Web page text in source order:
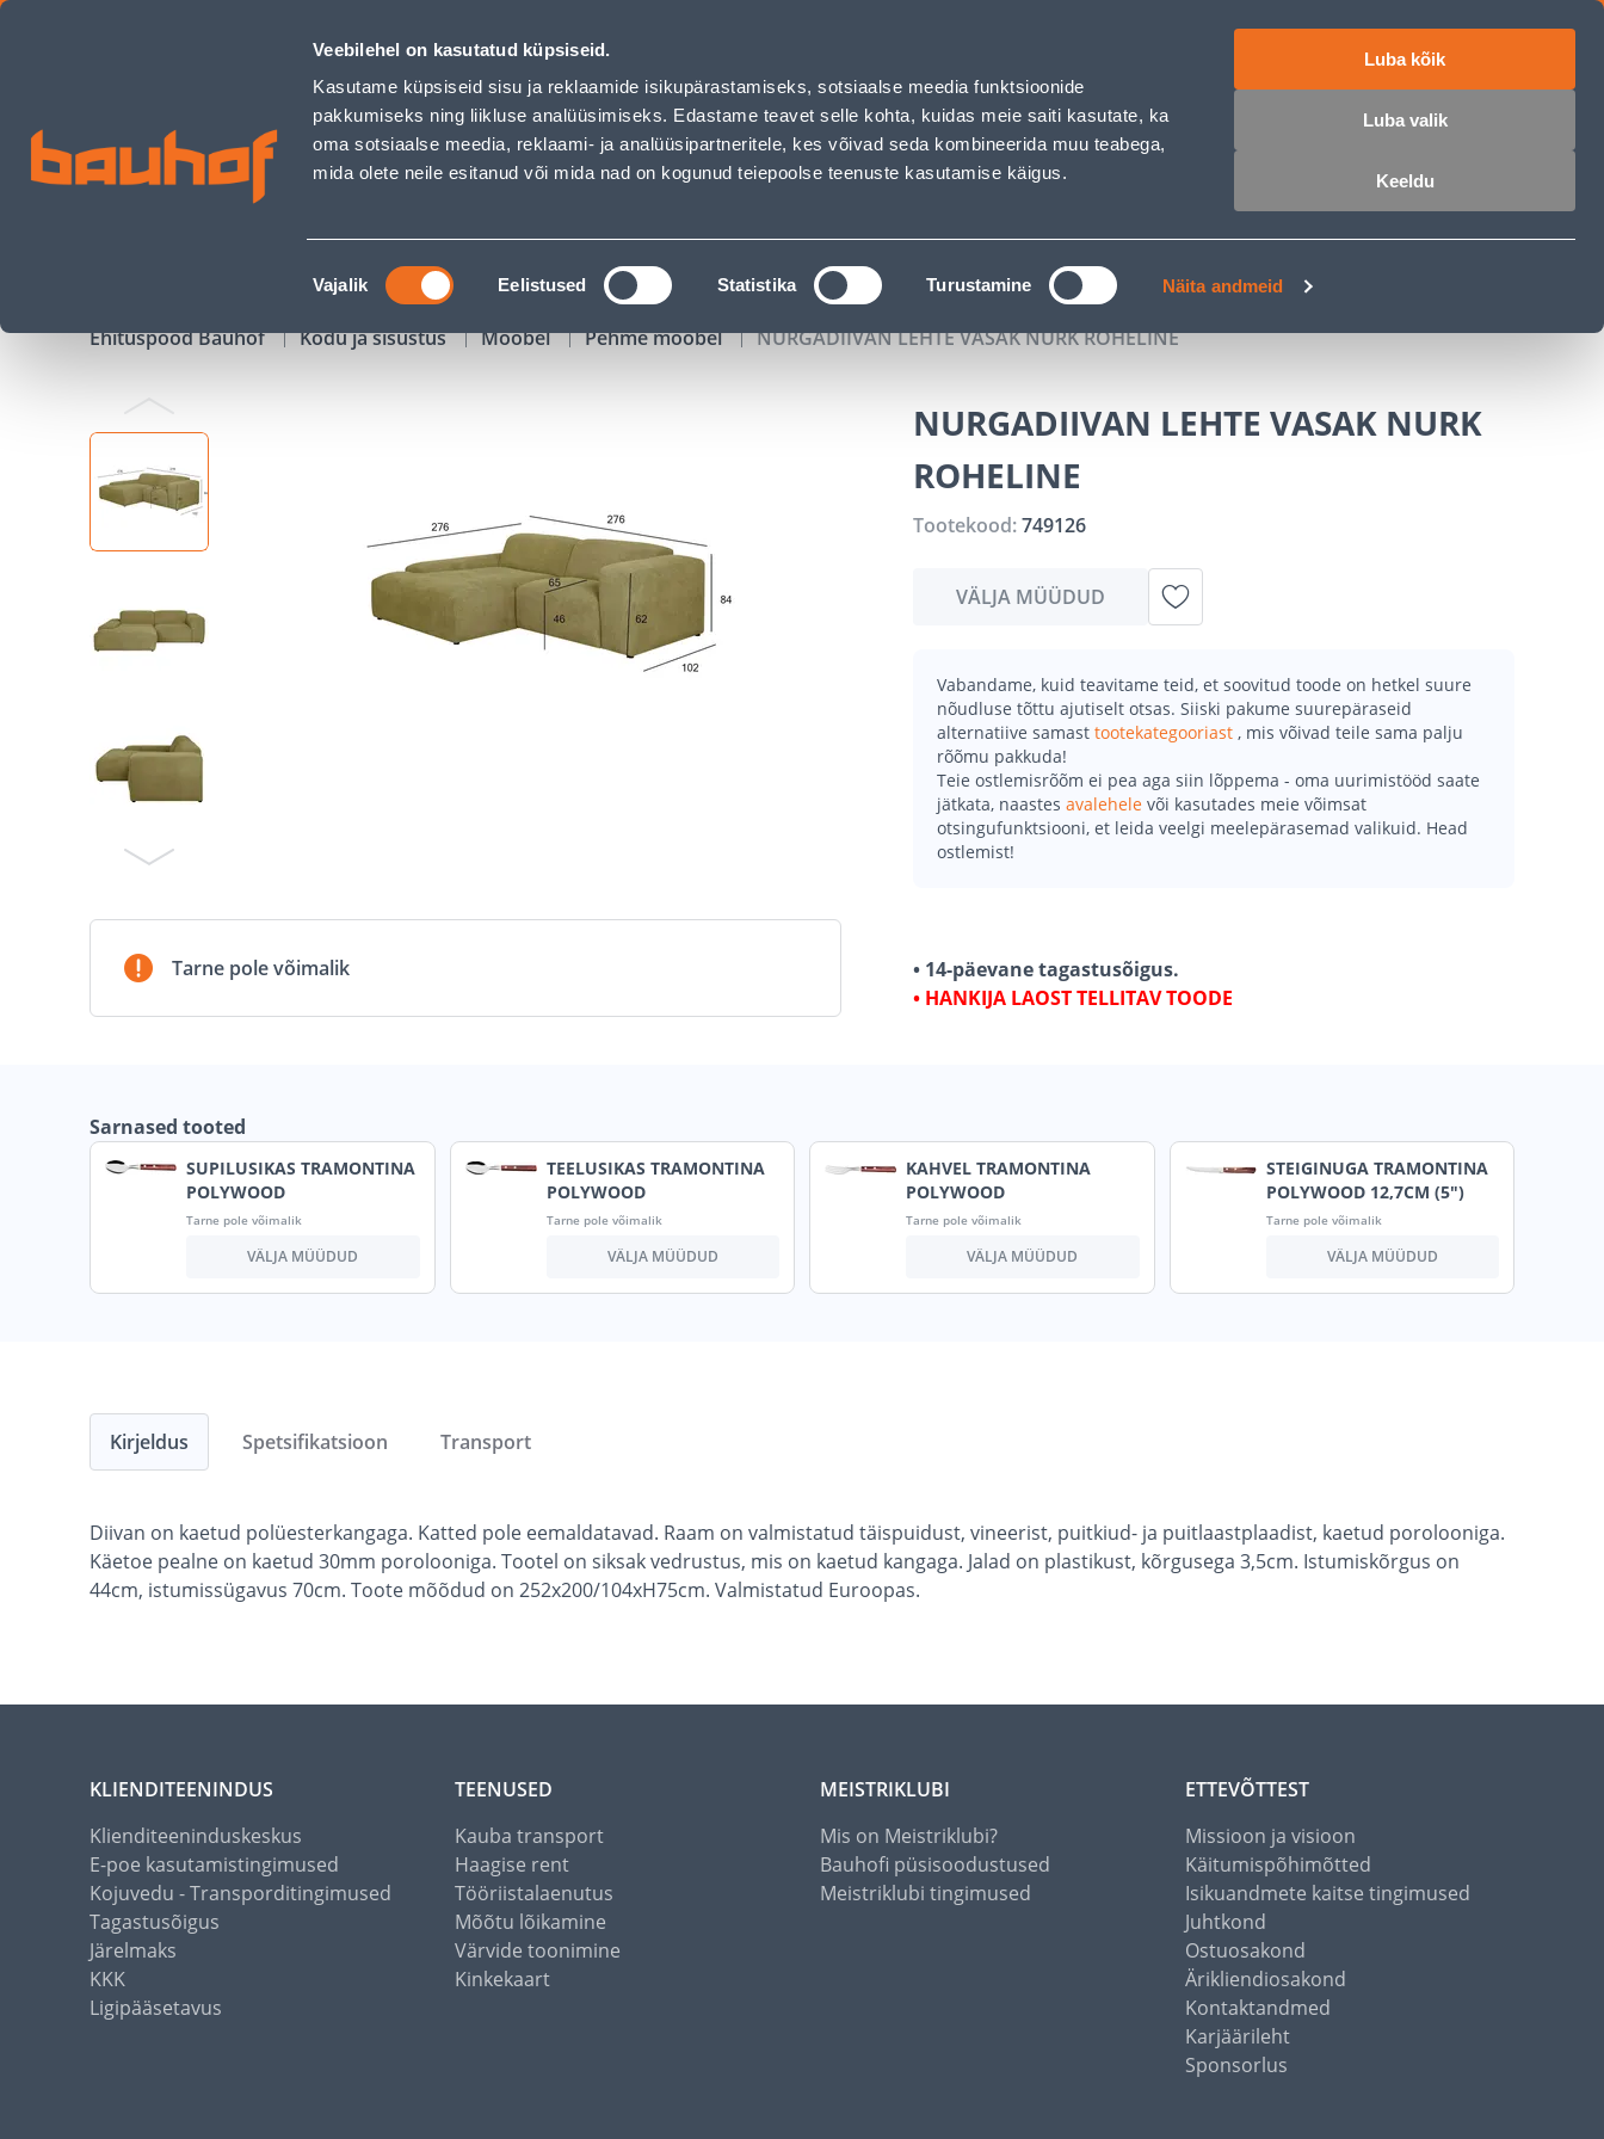
Veebilehel on kasutatud küpsiseid.
Kasutame küpsiseid sisu ja reklaamide isikupärastamiseks, sotsiaalse meedia funktsioonide
pakkumiseks ning liikluse analüüsimiseks. Edastame teavet selle kohta, kuidas meie saiti kasutate, ka
oma sotsiaalse meedia, reklaami- ja analüüsipartneritele, kes võivad seda kombineerida muu teabega,
mida olete neile esitanud või mida nad on kogunud teiepoolse teenuste kasutamise käigus.
Nõusoleku
valik
Vajalik Eelistused Statistika Turustamine Näita andmeid
Luba kõik
Luba valik
Keeldu
NURGADIIVAN LEHTE VASAK NURK ROHELINE - Bauhof has loaded
Äriklienditeenindus Klienditeenindus Teenused Karjäärileht
OTSI Logi sisse
KAMPAANIAD KATALOOGID TÖÖRIISTALAENUTUS JÄRELMAKS
Ehituspood Bauhof Kodu ja sisustus Mööbel Pehme mööbel NURGADIIVAN LEHTE VASAK NURK ROHELINE
Tarne pole võimalik
NURGADIIVAN LEHTE VASAK NURK
ROHELINE
Tootekood:749126
VÄLJA MÜÜDUD
Vabandame, kuid teavitame teid, et soovitud toode on hetkel suure
nõudluse tõttu ajutiselt otsas. Siiski pakume suurepäraseid
alternatiive samast tootekategooriast , mis võivad teile sama palju
rõõmu pakkuda!
Teie ostlemisrõõm ei pea aga siin lõppema - oma uurimistööd saate
jätkata, naastes avalehele või kasutades meie võimsat
otsingufunktsiooni, et leida veelgi meelepärasemad valikuid. Head
ostlemist!
• 14-päevane tagastusõigus.
• HANKIJA LAOST TELLITAV TOODE
Sarnased tooted
SUPILUSIKAS TRAMONTINA
POLYWOOD
Tarne pole võimalik
VÄLJA MÜÜDUD
TEELUSIKAS TRAMONTINA
POLYWOOD
Tarne pole võimalik
VÄLJA MÜÜDUD
KAHVEL TRAMONTINA
POLYWOOD
Tarne pole võimalik
VÄLJA MÜÜDUD
STEIGINUGA TRAMONTINA
POLYWOOD 12,7CM (5")
Tarne pole võimalik
VÄLJA MÜÜDUD
Kirjeldus
Diivan on kaetud polüesterkangaga. Katted pole eemaldatavad. Raam on valmistatud täispuidust, vineerist, puitkiud- ja puitlaastplaadist, kaetud porolooniga.
Käetoe pealne on kaetud 30mm porolooniga. Tootel on siksak vedrustus, mis on kaetud kangaga. Jalad on plastikust, kõrgusega 3,5cm. Istumiskõrgus on
44cm, istumissügavus 70cm. Toote mõõdud on 252x200/104xH75cm. Valmistatud Euroopas.
Spetsifikatsioon Transport
KLIENDITEENINDUS
Klienditeeninduskeskus
E-poe kasutamistingimused
Kojuvedu - Transporditingimused
Tagastusõigus
Järelmaks
KKK
Ligipääsetavus
TEENUSED
Kauba transport
Haagise rent
Tööriistalaenutus
Mõõtu lõikamine
Värvide toonimine
Kinkekaart
MEISTRIKLUBI
Mis on Meistriklubi?
Bauhofi püsisoodustused
Meistriklubi tingimused
ETTEVÕTTEST
Missioon ja visioon
Käitumispõhimõtted
Isikuandmete kaitse tingimused
Juhtkond
Ostuosakond
Ärikliendiosakond
Kontaktandmed
Karjäärileht
Sponsorlus